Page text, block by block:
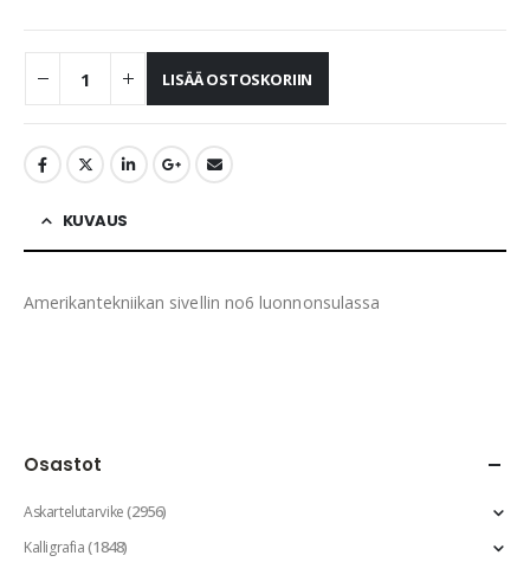
LISÄÄ OSTOSKORIIN
KUVAUS
Amerikantekniikan sivellin no6 luonnonsulassa
Osastot
Askartelutarvike(2956)
Kalligrafia(1848)